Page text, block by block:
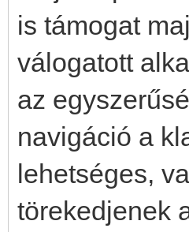
is támogat
válogatott
az
navigáció a
lehetséges,
törekedjenek